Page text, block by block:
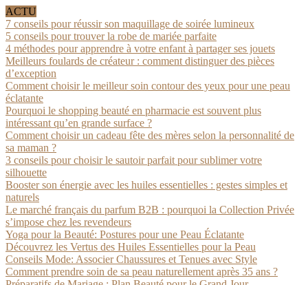
ACTU
7 conseils pour réussir son maquillage de soirée lumineux
5 conseils pour trouver la robe de mariée parfaite
4 méthodes pour apprendre à votre enfant à partager ses jouets
Meilleurs foulards de créateur : comment distinguer des pièces
d’exception
Comment choisir le meilleur soin contour des yeux pour une peau
éclatante
Pourquoi le shopping beauté en pharmacie est souvent plus
intéressant qu’en grande surface ?
Comment choisir un cadeau fête des mères selon la personnalité de
sa maman ?
3 conseils pour choisir le sautoir parfait pour sublimer votre
silhouette
Booster son énergie avec les huiles essentielles : gestes simples et
naturels
Le marché français du parfum B2B : pourquoi la Collection Privée
s’impose chez les revendeurs
Yoga pour la Beauté: Postures pour une Peau Éclatante
Découvrez les Vertus des Huiles Essentielles pour la Peau
Conseils Mode: Associer Chaussures et Tenues avec Style
Comment prendre soin de sa peau naturellement après 35 ans ?